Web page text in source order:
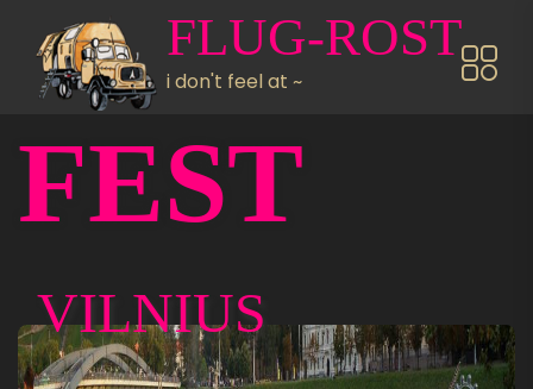
Direkt zum Inhalt FLUG-ROST
i don't feel at ~
FEST
VILNIUS